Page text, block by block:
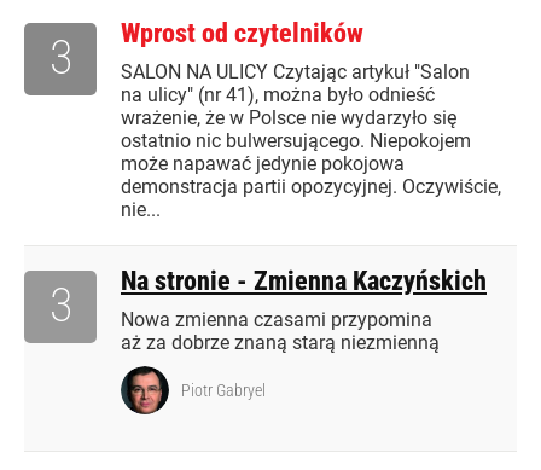
Wprost od czytelników
SALON NA ULICY Czytając artykuł "Salon
na ulicy" (nr 41), można było odnieść
wrażenie, że w Polsce nie wydarzyło się
ostatnio nic bulwersującego. Niepokojem
może napawać jedynie pokojowa
demonstracja partii opozycyjnej. Oczywiście,
nie...
3
Na stronie - Zmienna Kaczyńskich
Nowa zmienna czasami przypomina
aż za dobrze znaną starą niezmienną
3
Piotr Gabryel